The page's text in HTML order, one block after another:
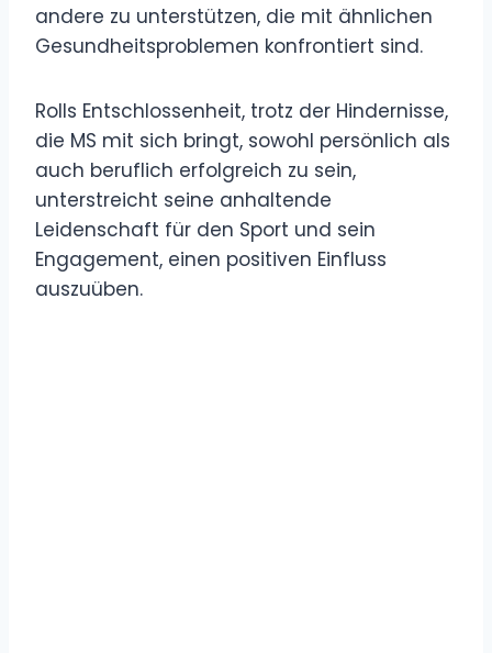
andere zu unterstützen, die mit ähnlichen
Gesundheitsproblemen konfrontiert sind.
Rolls Entschlossenheit, trotz der Hindernisse,
die MS mit sich bringt, sowohl persönlich als
auch beruflich erfolgreich zu sein,
unterstreicht seine anhaltende
Leidenschaft für den Sport und sein
Engagement, einen positiven Einfluss
auszuüben.